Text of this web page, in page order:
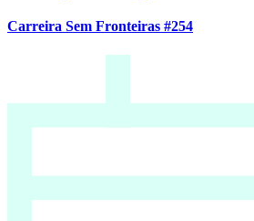
Carreira Sem Fronteiras #254